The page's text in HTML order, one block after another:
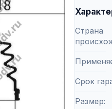
Страна
Срок
Размер